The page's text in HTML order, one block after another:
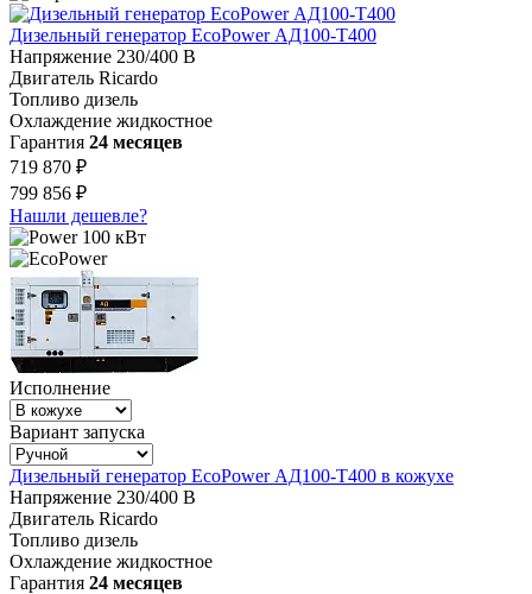
Дизельный генератор EcoPower АД100-T400
Напряжение 230/400 В
Двигатель Ricardo
Топливо дизель
Охлаждение жидкостное
Гарантия 24 месяцев
719 870 ₽
799 856 ₽
Нашли дешевле?
100 кВт
Исполнение
Вариант запуска
Дизельный генератор EcoPower АД100-T400 в кожухе
Напряжение 230/400 В
Двигатель Ricardo
Топливо дизель
Охлаждение жидкостное
Гарантия 24 месяцев